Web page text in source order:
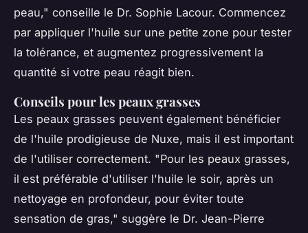
peau," conseille le Dr. Sophie Lacour. Commencez
par appliquer l'huile sur une petite zone pour tester
la tolérance, et augmentez progressivement la
quantité si votre peau réagit bien.
Conseils pour les peaux grasses
Les peaux grasses peuvent également bénéficier
de l'huile prodigieuse de Nuxe, mais il est important
de l'utiliser correctement. "Pour les peaux grasses,
il est préférable d'utiliser l'huile le soir, après un
nettoyage en profondeur, pour éviter toute
sensation de gras," suggère le Dr. Jean-Pierre